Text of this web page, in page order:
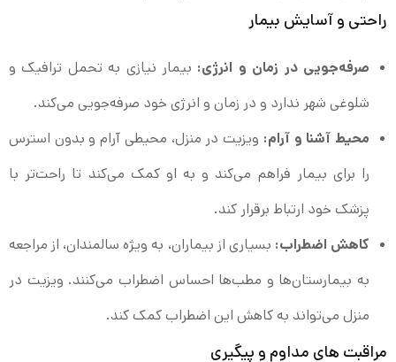
راحتی و آسایش بیمار
صرفه‌جویی در زمان و انرژی:بیمار نیازی به تحمل ترافیک و
شلوغی شهر ندارد و در زمان و انرژی خود صرفه‌جویی می‌کند.
محیط آشنا و آرام:ویزیت در منزل، محیطی آرام و بدون استرس
را برای بیمار فراهم می‌کند و به او کمک می‌کند تا راحت‌تر با
پزشک خود ارتباط برقرار کند.
کاهش اضطراب:بسیاری از بیماران، به ویژه سالمندان، از مراجعه
به بیمارستان‌ها و مطب‌ها احساس اضطراب می‌کنند. ویزیت در
منزل می‌تواند به کاهش این اضطراب کمک کند.
مراقبت‌ های مداوم و پیگیری